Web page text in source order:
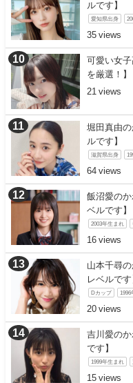
ルです】
愛知県出身
35
可愛い女
を厳選！】
21
堀田真由
ルです】
滋賀県出身
64
飯沼愛の
ベルです】
2003年生まれ
16
山本千尋
レベルです
Dカップ 1996
20
吉川愛の
です】
1999年生まれ
15